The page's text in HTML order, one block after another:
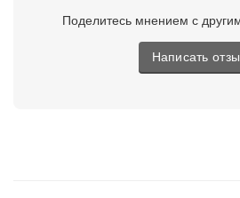
Поделитесь мнением с
Написать